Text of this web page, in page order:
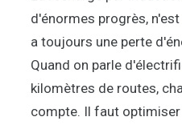
d'énormes progrès,
a toujours une perte
Quand on parle
kilomètres de routes,
compte. Il faut